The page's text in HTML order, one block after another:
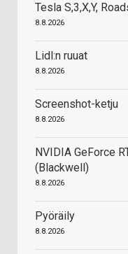
Tesla S,3,X,Y,
8.8.2026
Lidl:n ruuat
8.8.2026
Screenshot-ketju
8.8.2026
NVIDIA GeForce
(Blackwell)
8.8.2026
Pyöräily
8.8.2026